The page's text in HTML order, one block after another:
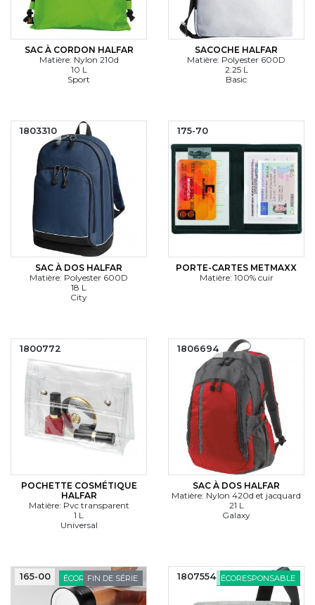
SAC À CORDON HALFAR
Matière: Nylon 210d
10 L
Sport
SACOCHE HALFAR
Matière: Polyester 600D
2.25 L
Basic
SAC À DOS HALFAR
Matière: Polyester 600D
18 L
City
1803310
PORTE-CARTES METMAXX
Matière: 100% cuir
175-70
POCHETTE COSMÉTIQUE
HALFAR
Matière: Pvc transparent
1 L
Universal
1800772
SAC À DOS HALFAR
Matière: Nylon 420d et jacquard
21 L
Galaxy
1806694
ÉCORESPONSABLE
FIN DE SÉRIE
165-00 ÉCORESPONSABLE
1807554